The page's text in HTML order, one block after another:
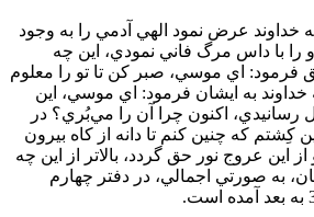
خداوند عرض نمود الهي آدمي را به وجود
را با داس مرگ فاني نمودي، اين چه
اي موسي، صبر كن تا تو را معلوم
به ايشان فرمود: اي موسي، اين
رسانيدي، اكنون چرا آن را مي‌بُري؟ در
كِشتم كه چنين كنم تا دانه از كاه بيرون
اين عروج نور حق گردد، بالاتر از اين چه
به صورتي اجمالي، در دفتر چهارم